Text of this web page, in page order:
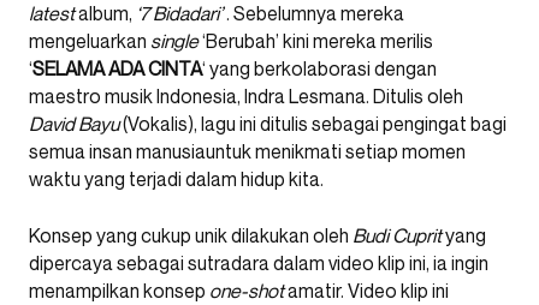
latestalbum, ‘7 Bidadari’. Sebelumnya mereka
mengeluarkan single‘Berubah’ kini mereka merilis
‘SELAMA ADA CINTA‘ yang berkolaborasi dengan
maestro musik Indonesia, Indra Lesmana. Ditulis oleh
David Bayu(Vokalis), lagu ini ditulis sebagai pengingat bagi
semua insan manusiauntuk menikmati setiap momen
waktu yang terjadi dalam hidup kita.
Konsep yang cukup unik dilakukan oleh Budi Cuprityang
dipercaya sebagai sutradara dalam video klip ini, ia ingin
menampilkan konsep one-shotamatir. Video klip ini